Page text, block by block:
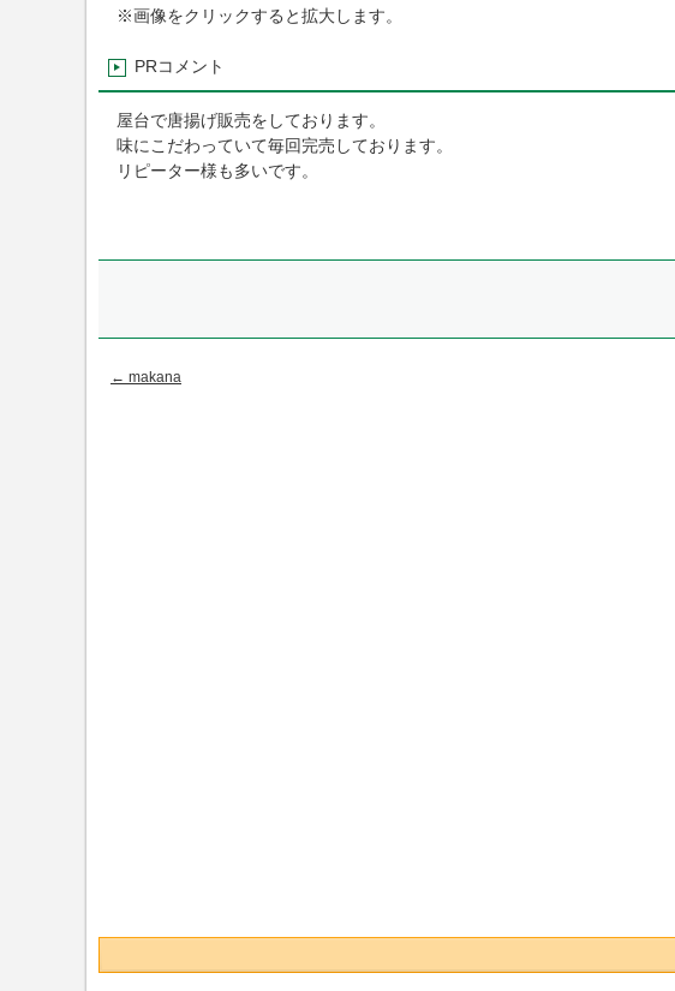
※画像をクリックすると拡大します。
PRコメント
屋台で唐揚げ販売をしております。
味にこだわっていて毎回完売しております。
リピーター様も多いです。
← makana